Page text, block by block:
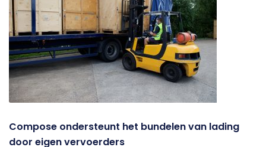
Compose ondersteunt het bundelen van lading
door eigen vervoerders